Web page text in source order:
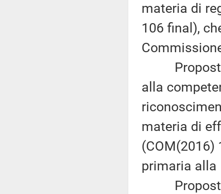
materia di
106 final),
Proposta
alla
materia di
(COM(2016)
primaria alla
Proposta